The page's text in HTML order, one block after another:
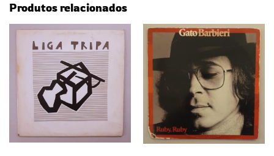
Produtos relacionados